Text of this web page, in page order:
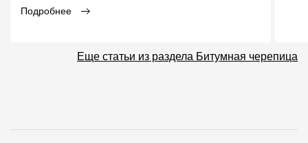
Подробнее
Еще статьи из раздела Битумная черепица